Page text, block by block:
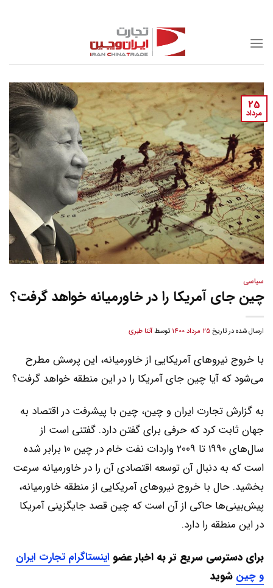
content
25
مرداد
سیاسی
چین جای آمریکا را در خاورمیانه خواهد گرفت؟
ارسال شده در تاریخ25 مرداد 1400 توسط آتنا طبری
با خروج نیروهای آمریکایی از خاورمیانه، این پرسش مطرح
می‌شود که آیا چین جای آمریکا را در این منطقه خواهد گرفت؟
به گزارش تجارت ایران و چین، چین با پیشرفت در اقتصاد به
جهان ثابت کرد که حرفی برای گفتن دارد. گفتنی است از
سال‌های 1990 تا 2009 واردات نفت خام در چین 10 برابر شده
است که به دنبال آن توسعه اقتصادی آن را در خاورمیانه سرعت
بخشید. حال با خروج نیروهای آمریکایی از منطقه خاورمیانه،
پیش‌بینی‌ها حاکی از آن است که چین قصد جایگزینی آمريکا
در این منطقه را دارد.
برای دسترسی سریع تر به اخبارعضو اینستاگرام تجارت ایران
و چین شوید